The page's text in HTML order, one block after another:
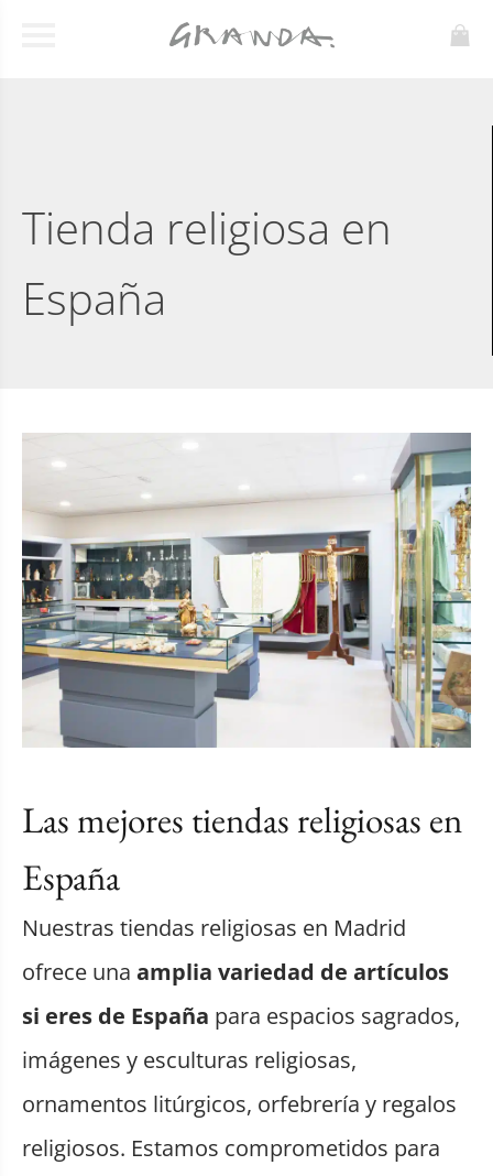
Tienda religiosa en
España
Las mejores tiendas religiosas en
España
Nuestras tiendas religiosas en Madrid
ofrece una amplia variedad de artículos
si eres de España para espacios sagrados,
imágenes y esculturas religiosas,
ornamentos litúrgicos, orfebrería y regalos
religiosos. Estamos comprometidos para